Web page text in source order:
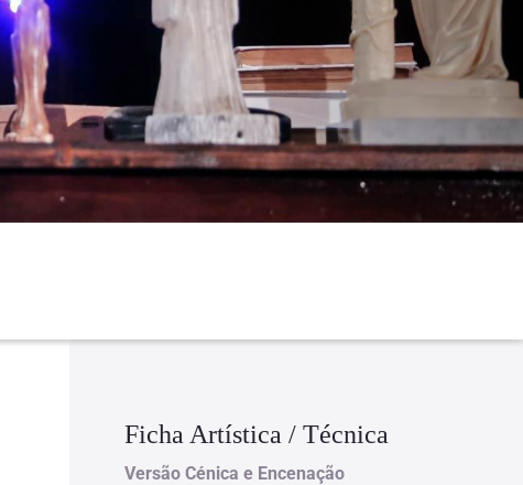
Ficha Artística / Técnica
Versão Cénica e Encenação